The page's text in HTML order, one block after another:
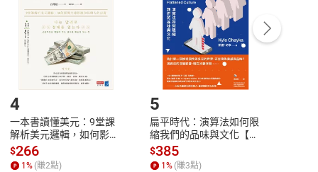
貨。
號，下載書籍後看書
4
一本書讀懂美元：9堂課
解析美元邏輯，如何影響
全球經濟和每個人的投資
【電子書】
$266
1% (賺2點)
5
扁平時代：演算法如何限
縮我們的品味與文化【電
子書】
$385
1% (賺3點)